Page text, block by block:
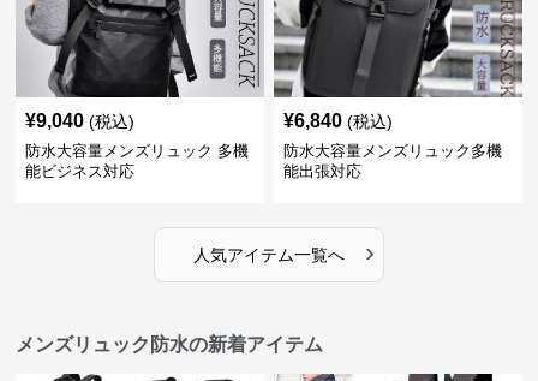
¥9,040 (税込)
防水大容量メンズリュック 多機
能ビジネス対応
¥6,840 (税込)
防水大容量メンズリュック多機
能出張対応
人気アイテム一覧へ ›
メンズリュック防水の新着アイテム